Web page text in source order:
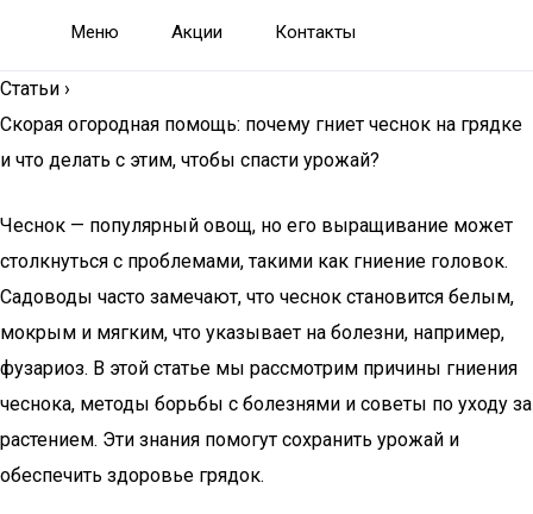
Меню Акции Контакты
Статьи ›
Скорая огородная помощь: почему гниет чеснок на грядке
и что делать с этим, чтобы спасти урожай?
Чеснок — популярный овощ, но его выращивание может
столкнуться с проблемами, такими как гниение головок.
Садоводы часто замечают, что чеснок становится белым,
мокрым и мягким, что указывает на болезни, например,
фузариоз. В этой статье мы рассмотрим причины гниения
чеснока, методы борьбы с болезнями и советы по уходу за
растением. Эти знания помогут сохранить урожай и
обеспечить здоровье грядок.